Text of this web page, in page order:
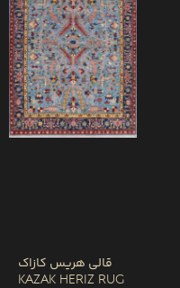
قالی هریس کازاک
Kazak Heriz Rug